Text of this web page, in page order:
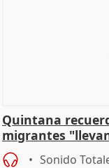
Quintana
migrantes
central
Sonido